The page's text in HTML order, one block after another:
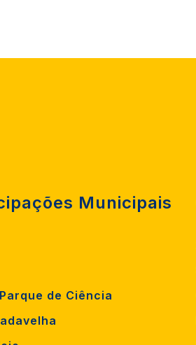
Municipais
de Ciência